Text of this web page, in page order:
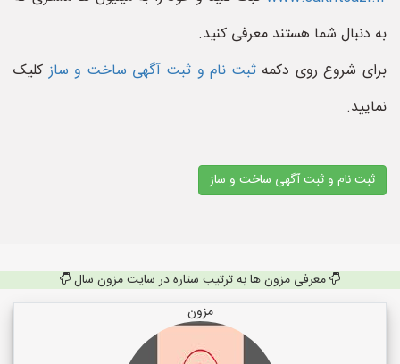
به دنبال شما هستند معرفی کنید.
برای شروع روی دکمهثبت نام و ثبت آگهی ساخت و ساز کلیک
نمایید.
ثبت نام و ثبت آگهی ساخت و ساز
معرفی مزون ها به ترتیب ستاره در سایت مزون سال
مزون